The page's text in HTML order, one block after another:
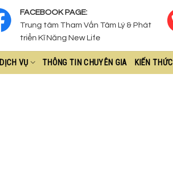
FACEBOOK PAGE:
Trung tâm Tham Vấn Tâm Lý & Phát
triển Kĩ Năng New Life
DỊCH VỤ THÔNG TIN CHUYÊN GIA KIẾN THỨC